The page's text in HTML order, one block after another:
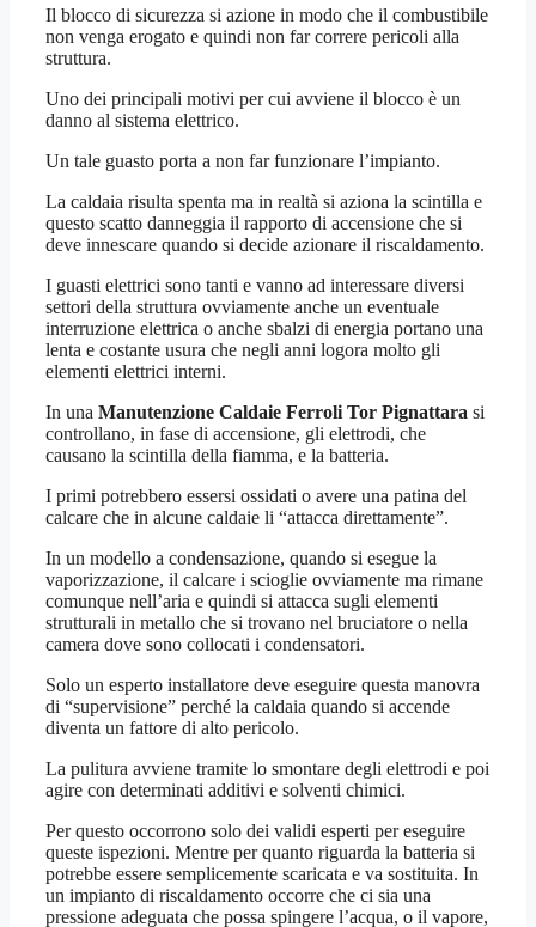
Il blocco di sicurezza si azione in modo che il combustibile
non venga erogato e quindi non far correre pericoli alla
struttura.
Uno dei principali motivi per cui avviene il blocco è un
danno al sistema elettrico.
Un tale guasto porta a non far funzionare l’impianto.
La caldaia risulta spenta ma in realtà si aziona la scintilla e
questo scatto danneggia il rapporto di accensione che si
deve innescare quando si decide azionare il riscaldamento.
I guasti elettrici sono tanti e vanno ad interessare diversi
settori della struttura ovviamente anche un eventuale
interruzione elettrica o anche sbalzi di energia portano una
lenta e costante usura che negli anni logora molto gli
elementi elettrici interni.
In una Manutenzione Caldaie Ferroli Tor Pignattara si
controllano, in fase di accensione, gli elettrodi, che
causano la scintilla della fiamma, e la batteria.
I primi potrebbero essersi ossidati o avere una patina del
calcare che in alcune caldaie li “attacca direttamente”.
In un modello a condensazione, quando si esegue la
vaporizzazione, il calcare i scioglie ovviamente ma rimane
comunque nell’aria e quindi si attacca sugli elementi
strutturali in metallo che si trovano nel bruciatore o nella
camera dove sono collocati i condensatori.
Solo un esperto installatore deve eseguire questa manovra
di “supervisione” perché la caldaia quando si accende
diventa un fattore di alto pericolo.
La pulitura avviene tramite lo smontare degli elettrodi e poi
agire con determinati additivi e solventi chimici.
Per questo occorrono solo dei validi esperti per eseguire
queste ispezioni. Mentre per quanto riguarda la batteria si
potrebbe essere semplicemente scaricata e va sostituita. In
un impianto di riscaldamento occorre che ci sia una
pressione adeguata che possa spingere l’acqua, o il vapore,